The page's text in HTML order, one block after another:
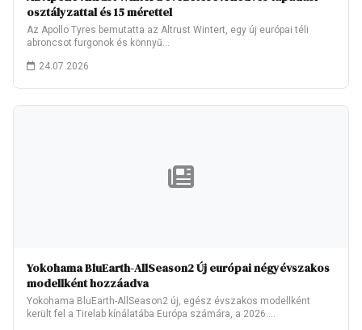
osztályzattal és 15 mérettel
Az Apollo Tyres bemutatta az Altrust Wintert, egy új európai téli
abroncsot furgonok és könnyű…
24.07.2026
Yokohama BluEarth-AllSeason2 Új európai négyévszakos
modellként hozzáadva
Yokohama BluEarth-AllSeason2 új, egész évszakos modellként
került fel a Tirelab kínálatába Európa számára, a 2026.…